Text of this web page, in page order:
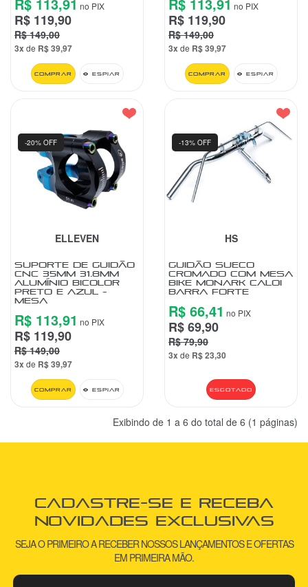
no PIX
R$ 119,90
R$ 149,00
3x de R$ 39,97
Comprar Espiar
no PIX
R$ 119,90
R$ 149,00
3x de R$ 39,97
Comprar Espiar
ELLEVEN
SUPORTE DE GUIDÃO
CNC 35MM 31.8MM
ALUMÍNIO BICOLOR
PRETO E AZUL -
MESA
-20% OFF
R$ 113,91 no PIX
R$ 119,90
R$ 149,00
3x de R$ 39,97
Comprar Espiar
HS
GUIDÃO SUECO
CROMADO COM MESA
BIKE MONARK CALOI
BARRA FORTE
-13% OFF
R$ 66,41 no PIX
R$ 69,90
R$ 79,90
3x de R$ 23,30
Esgotado
Exibindo de 1 a 6 do total de 6 (1 páginas)
Cadastre-se e receba
novidades exclusivas
SEJA O PRIMEIRO A RECEBER NOSSOS LANÇAMENTOS E OFERTAS
EM PRIMEIRA MÃO.